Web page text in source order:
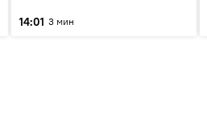
14:01 3 мин